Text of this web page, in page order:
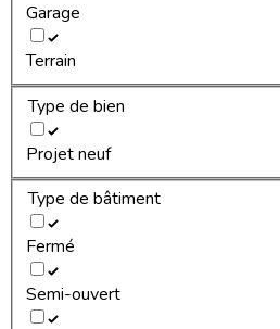
Garage
Terrain
Type de bien
Projet neuf
Type de bâtiment
Fermé
Semi-ouvert